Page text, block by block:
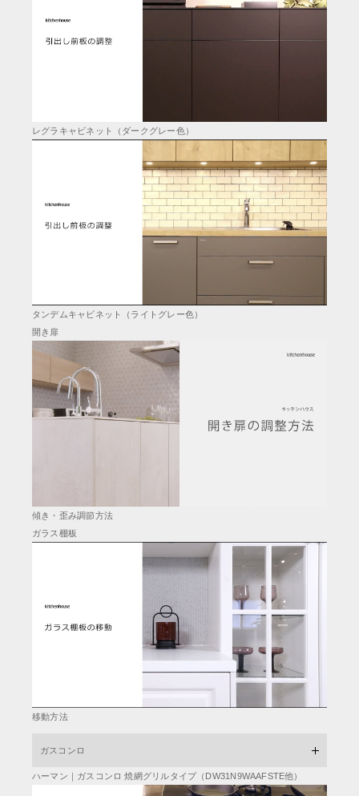
レグラキャビネット（ダークグレー色）
タンデムキャビネット（ライトグレー色）
開き扉
傾き・歪み調節方法
ガラス棚板
移動方法
ガスコンロ
ハーマン｜ガスコンロ 焼網グリルタイプ（DW31N9WAAFSTE他）